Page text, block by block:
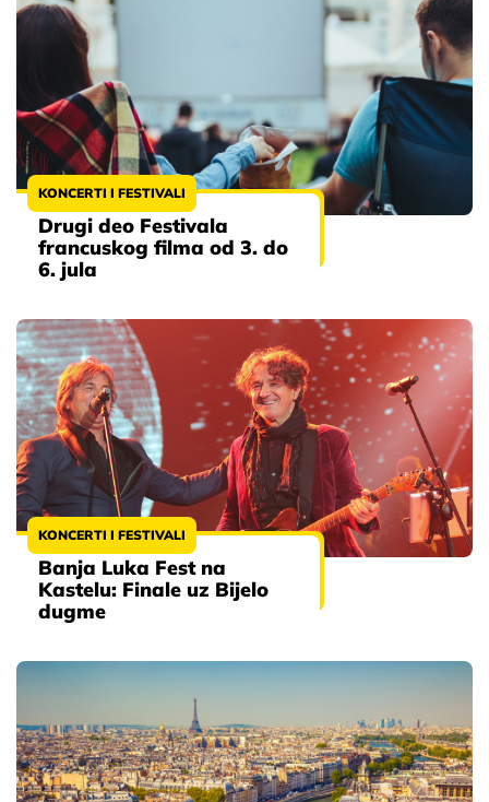
KONCERTI I FESTIVALI
Drugi deo Festivala
francuskog filma od 3. do
6. jula
KONCERTI I FESTIVALI
Banja Luka Fest na
Kastelu: Finale uz Bijelo
dugme